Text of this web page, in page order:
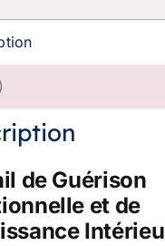
de Guérison
et de